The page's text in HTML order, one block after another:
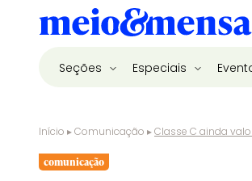
Seções Especiais
Início ▸Comunicação ▸Classe C ainda
comunicação